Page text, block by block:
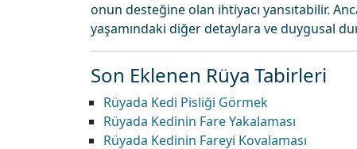
onun desteğine olan ihtiyacı yansıtabilir.
yaşamındaki diğer detaylara ve duygusal
Son Eklenen Rüya Tabirleri
Rüyada Kedi Pisliği Görmek
Rüyada Kedinin Fare Yakalaması
Rüyada Kedinin Fareyi Kovalaması